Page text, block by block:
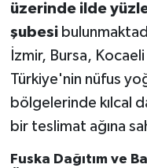
üzerinde ilde
şubesi
İzmir, Bursa,
Türkiye'nin nüfus
bölgelerinde kılcal
bir teslimat ağına
Fuska Dağıtım ve